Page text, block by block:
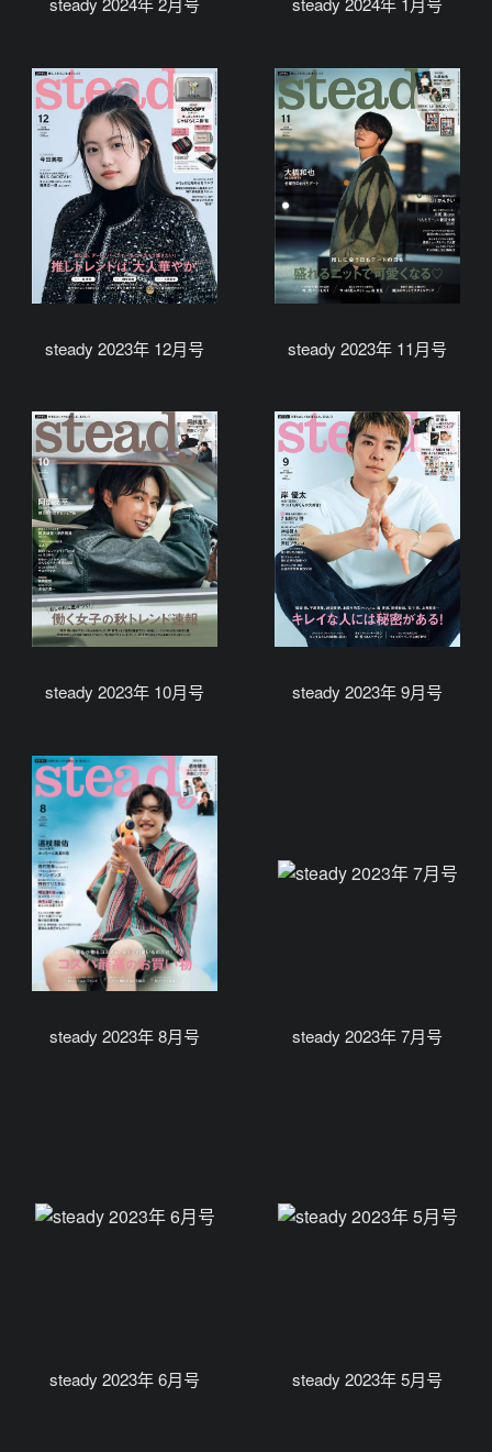
steady 2023年 12月号 steady 2023年 11月号
steady 2023年 10月号 steady 2023年 9月号
steady 2023年 8月号 steady 2023年 7月号
steady 2023年 6月号 steady 2023年 5月号